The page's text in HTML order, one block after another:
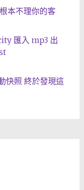
本不理你的客
匯入 mp3 出
快照 終於發現這